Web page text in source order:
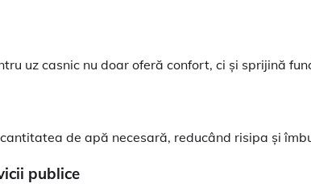
uz casnic nu doar oferă confort, ci și sprijină
de apă necesară, reducând risipa și
publice